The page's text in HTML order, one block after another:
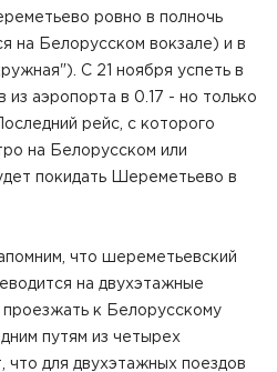
ровно в полночь
на Белорусском вокзале) и в
С 21 ноября успеть в
аэропорта в 0.17 - но только
рейс, с которого
на Белорусском или
покидать Шереметьево в
что шереметьевский
на двухэтажные
проезжать к Белорусскому
путям из четырех
что для двухэтажных поездов